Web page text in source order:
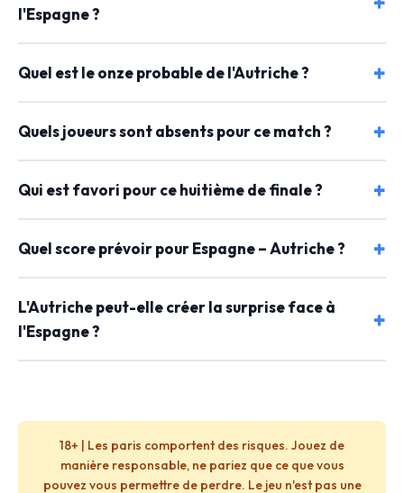
l'Espagne ?
Quel est le onze probable de l'Autriche ?
Quels joueurs sont absents pour ce match ?
Qui est favori pour ce huitième de finale ?
Quel score prévoir pour Espagne – Autriche ?
L'Autriche peut-elle créer la surprise face à
l'Espagne ?
18+ | Les paris comportent des risques. Jouez de
manière responsable, ne pariez que ce que vous
pouvez vous permettre de perdre. Le jeu n'est pas une